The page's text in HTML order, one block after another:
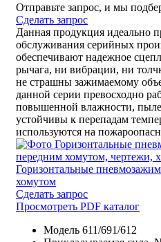
Отправьте запрос, и мы
Сделать запрос
Данная продукция идеально
обслуживания серийных
обеспечивают надежное
рычага, ни вибрации, ни
не страшны зажимаемому
данной серии превосходно
повышенной влажности,
устойчивы к перепадам
используются на
Горизонтальные
хомутом
Сделать запрос
Просмотреть PDF каталог
Модель 611/691/612